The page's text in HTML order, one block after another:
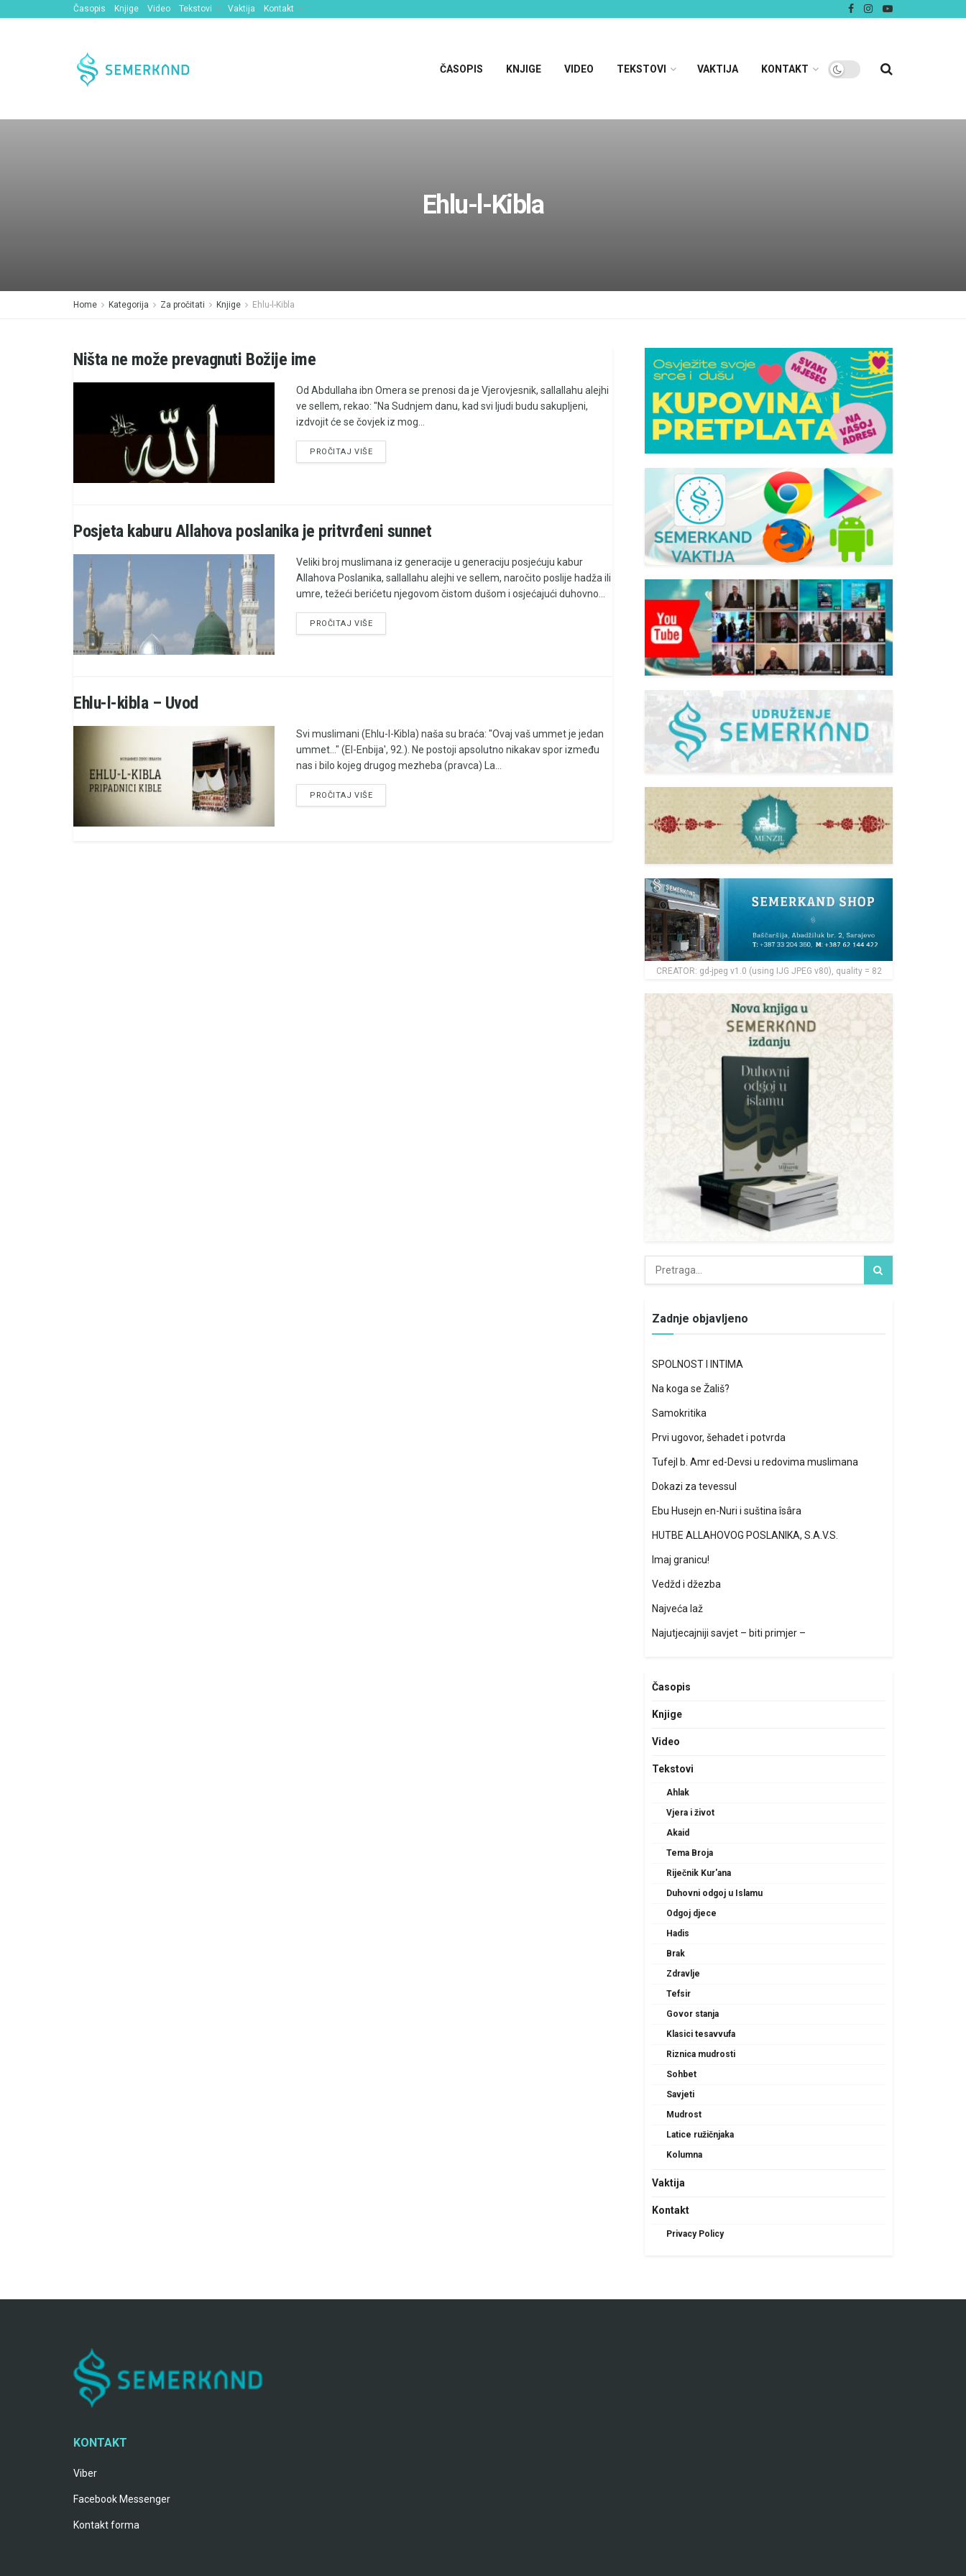
Časopis Knjige Video Tekstovi Vaktija Kontakt
ČASOPIS KNJIGE VIDEO TEKSTOVI VAKTIJA KONTAKT
Ehlu-l-Kibla
Home Kategorija Za pročitati Knjige Ehlu-l-Kibla
Ništa ne može prevagnuti Božije ime
Od Abdullaha ibn Omera se prenosi da je Vjerovjesnik, sallallahu alejhi
ve sellem, rekao: "Na Sudnjem danu, kad svi ljudi budu sakupljeni,
izdvojit će se čovjek iz mog...
PROČITAJ VIŠE
Posjeta kaburu Allahova poslanika je pritvrđeni sunnet
Veliki broj muslimana iz generacije u generaciju posjećuju kabur
Allahova Poslanika, sallallahu alejhi ve sellem, naročito poslije hadža ili
umre, težeći berićetu njegovom čistom dušom i osjećajući duhovno...
PROČITAJ VIŠE
Ehlu-l-kibla – Uvod
Svi muslimani (Ehlu-l-Kibla) naša su braća: "Ovaj vaš ummet je jedan
ummet..." (El-Enbija', 92.). Ne postoji apsolutno nikakav spor između
nas i bilo kojeg drugog mezheba (pravca) La...
PROČITAJ VIŠE
CREATOR: gd-jpeg v1.0 (using IJG JPEG v80), quality = 82
Zadnje objavljeno
SPOLNOST I INTIMA
Na koga se Žališ?
Samokritika
Prvi ugovor, šehadet i potvrda
Tufejl b. Amr ed-Devsi u redovima muslimana
Dokazi za tevessul
Ebu Husejn en-Nuri i suština îsâra
HUTBE ALLAHOVOG POSLANIKA, S.A.V.S.
Imaj granicu!
Vedžd i džezba
Najveća laž
Najutjecajniji savjet – biti primjer –
Časopis
Knjige
Video
Tekstovi
Ahlak
Vjera i život
Akaid
Tema Broja
Riječnik Kur'ana
Duhovni odgoj u Islamu
Odgoj djece
Hadis
Brak
Zdravlje
Tefsir
Govor stanja
Klasici tesavvufa
Riznica mudrosti
Sohbet
Savjeti
Mudrost
Latice ružičnjaka
Kolumna
Vaktija
Kontakt
Privacy Policy
KONTAKT
Viber
Facebook Messenger
Kontakt forma